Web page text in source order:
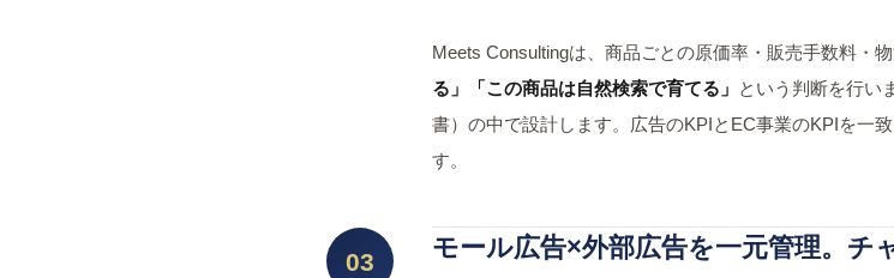
Meets Consultingは、商品ごとの原価率・販売手数料・
る」「この商品は自然検索で育てる」 という判断を行い
書）の中で設計します。広告のKPIとEC事業のKPIを一
す。
03 モール広告×外部広告を一元管理。チ